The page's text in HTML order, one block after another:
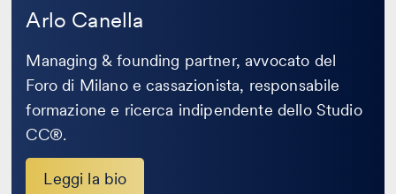
Arlo Canella
Managing & founding partner, avvocato del
Foro di Milano e cassazionista, responsabile
formazione e ricerca indipendente dello Studio
CC®.
Leggi la bio